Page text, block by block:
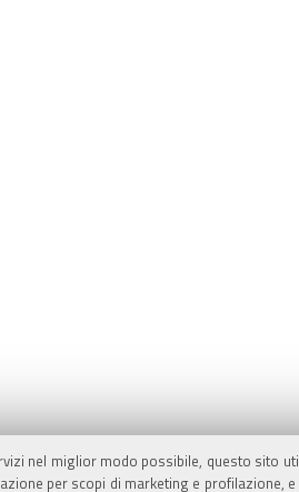
nel miglior modo possibile, questo sito
per scopi di marketing e